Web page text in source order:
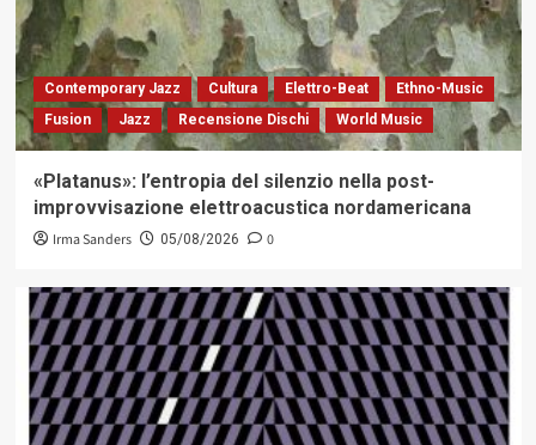
Contemporary Jazz Cultura Elettro-Beat
Ethno-Music
Fusion
Jazz Recensione Dischi World Music
«Platanus»: l’entropia del silenzio nella post-
improvvisazione elettroacustica nordamericana
Irma Sanders 05/08/2026 0